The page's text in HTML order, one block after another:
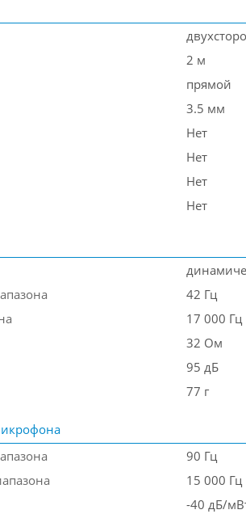
2 м
прямой
3.5 мм
Нет
Нет
Нет
Нет
42 Гц
17 000 Гц
32 Ом
95 дБ
77 г
90 Гц
15 000 Гц
-40 дБ/